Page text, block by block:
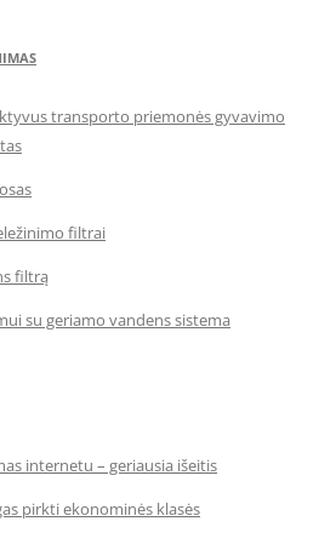
transporto priemonės gyvavimo
filtrai
filtrą
su geriamo vandens sistema
internetu – geriausia išeitis
pirkti ekonominės klasės